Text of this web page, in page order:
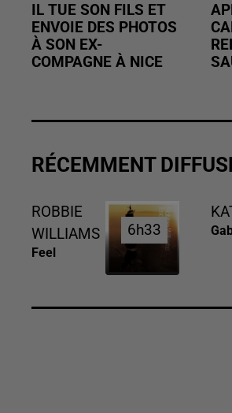
IL TUE SON FILS ET
ENVOIE DES PHOTOS
À SON EX-
COMPAGNE À NICE
RÉCEMMENT
ROBBIE
WILLIAMS
Feel
6h33
6h33